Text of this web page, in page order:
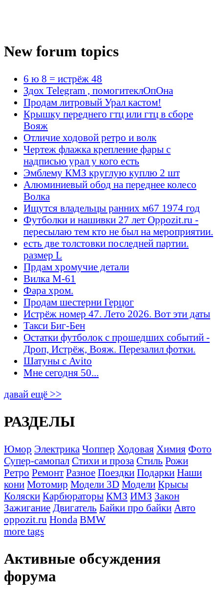
New forum topics
6 ю 8 = истрёж 48
Здох Telegram , помогитеклОпОна
Продам литровый Урал кастом!
Крышку переднего гтц или гтц в сборе
Вояж
Отличие ходовой ретро и волк
Чертеж флажка крепление фары с
надписью урал у кого есть
Эмблему КМЗ круглую куплю 2 шт
Алюминиевый обод на переднее колесо
Волка
Ищутся владельцы ранних м67 1974 год
Футболки и нашивки 27 лет Oppozit.ru -
пересылаю тем кто не был на мероприятии.
есть две толстовки последней партии.
размер L
Прдам хромучие детали
Вилка М-61
Фара хром.
Продам шестерни Герцог
Истрёж номер 47. Лето 2026. Вот эти даты
Такси Биг-Бен
Остатки футболок с прошедших событий -
Дроп, Истрёж, Вояж. Перезалил фотки.
Шатуны с Avito
Мне сегодня 50...
давай ещё >>
РАЗДЕЛЫ
Юмор Электрика Чоппер Ходовая Химия Фото
Супер-самопал Стихи и проза Стиль Рожи
Ретро Ремонт Разное Поездки Подарки Наши
кони Мотомир Модели 3D Модели Крысы
Коляски Карбюраторы КМЗ ИМЗ Закон
Зажигание Двигатель Байки про байки Авто
oppozit.ru Honda BMW
more tags
Активные обсуждения
форума